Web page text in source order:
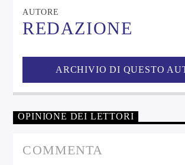
AUTORE
REDAZIONE
ARCHIVIO DI QUESTO
OPINIONE DEI LETTORI
COMMENTA